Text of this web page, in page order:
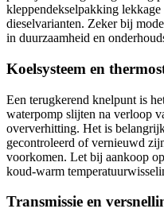
kleppendekselpakking
dieselvarianten. Zeker bij
in duurzaamheid en
Koelsysteem en
Een terugkerend knelpunt is
waterpomp slijten na verloop
oververhitting. Het is
gecontroleerd of vernieuwd
voorkomen. Let bij aankoop
koud-warm
Transmissie en